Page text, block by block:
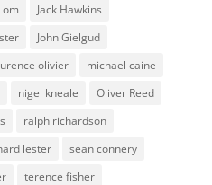
Jack Hawkins
John Gielgud
olivier
michael caine
nigel kneale
Oliver Reed
ralph richardson
lester
sean connery
terence fisher